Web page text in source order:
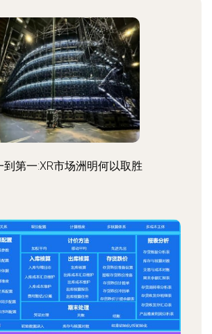
到第一:XR市场洲明何以取胜